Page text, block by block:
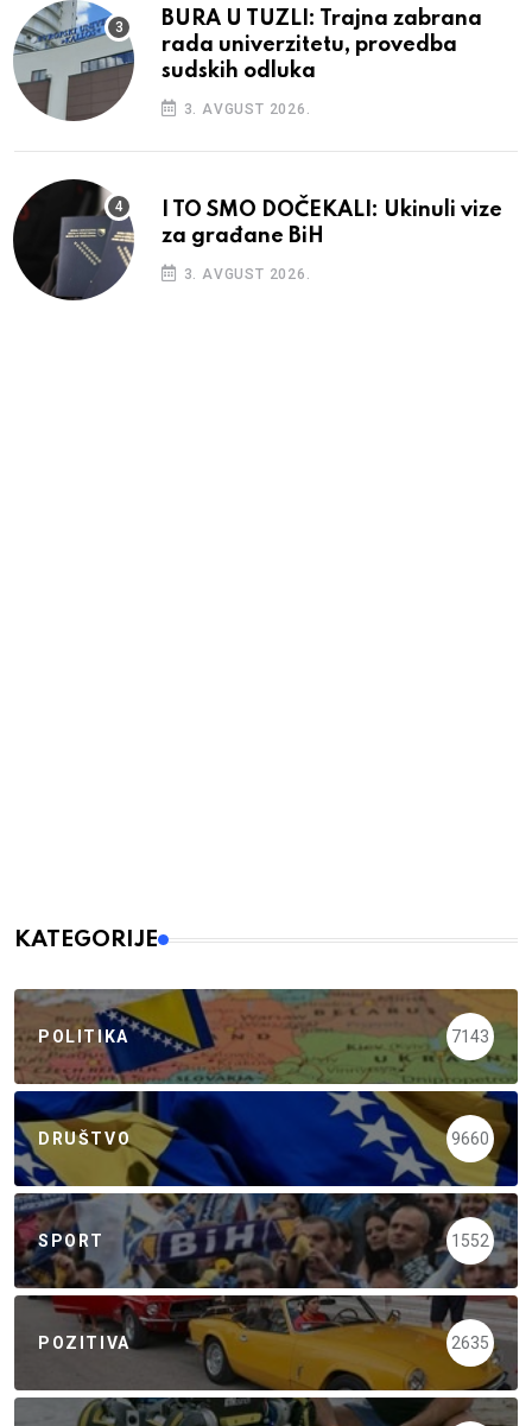
BURA U TUZLI: Trajna zabrana
rada univerzitetu, provedba
sudskih odluka
3. AVGUST 2026.
I TO SMO DOČEKALI: Ukinuli vize
za građane BiH
3. AVGUST 2026.
KATEGORIJE
POLITIKA 7143
DRUŠTVO 9660
SPORT 1552
POZITIVA 2635